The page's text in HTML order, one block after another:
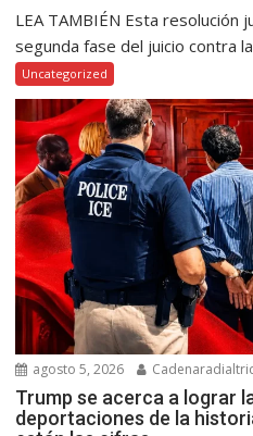
LEA TAMBIÉN Esta resolución
segunda fase del juicio contra
Uncategorized
agosto 5, 2026
Trump se acerca a lograr
deportaciones de la